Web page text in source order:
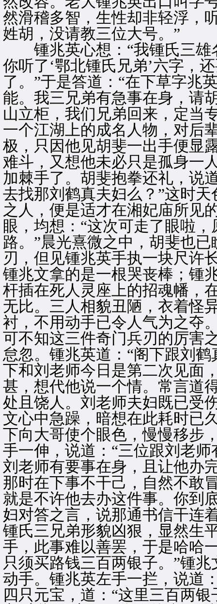
然滑稽多智，生性却非轻浮，
姓胡，没请教三位大号。”
锺兆英心想：“我锺氏三雄
你听了‘鄂北锺氏兄弟’六字，
了。”于是答道：“在下草字兆
能。我三兄弟有急事在身，请
山立柜，我们兄弟回来，定当
一个江湖上的成名人物，对后
极，只因他见胡斐一出手便显
难斗，又想他未必只是孤身一
加棘手了。胡斐抱拳还礼，说
去找那刘鹤真夫妇么？”这时
之人，便是适才在湘妃庙所见
眼，均想：“这次可走了眼啦
路。”晨光熹微之中，胡斐也
刃，但见锺兆英手执一块尺许
锺兆文拿的是一根哭丧棒；锺
杆插在死人灵座上的招魂幡，
无比。三人相貌丑陋，衣着怪
衬，不用动手已令人气为之夺
可不知这三件奇门兵刃的厉害
怠忽。锺兆英道：“阁下跟刘
下和刘老师今日是第二次见面
甚，想代他说一个情。常言道
处且饶人。刘老师夫妇既已受
文心中急躁，暗想在此耗时已
下向大哥使个眼色，慢慢移步
手一伸，说道：“三位跟刘老
刘老师有要事在身，且让他办
那时在下事不干己，自然不敢
就是不许他去办这件事。你到
妇对答之言，说那通书信干连
锺氏三兄弟形貌凶狠，显然生
手，此事难以善罢，于是哈哈
只须买路钱三百两银子。”锺
动手。锺兆英左手一拦，说道
四只元宝，道：“这里三百两